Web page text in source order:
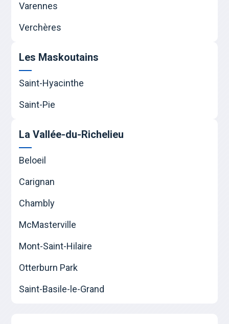
Varennes
Verchères
Les Maskoutains
Saint-Hyacinthe
Saint-Pie
La Vallée-du-Richelieu
Beloeil
Carignan
Chambly
McMasterville
Mont-Saint-Hilaire
Otterburn Park
Saint-Basile-le-Grand